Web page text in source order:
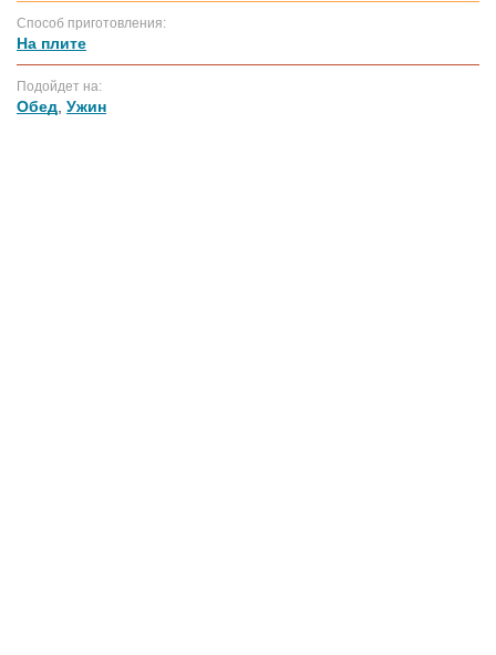
Способ приготовления:
На плите
Подойдет на:
Обед Ужин